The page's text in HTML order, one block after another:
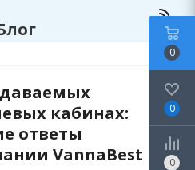
кабинах:
ответы
VannaBest
0
0
0